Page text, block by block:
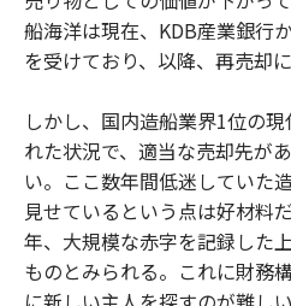
船海洋は現在、KDB産業銀行
を受けており、以降、再売却
しかし、国内造船業界1位の
れた状況で、適当な売却先が
い。ここ数年間低迷していた
見せているという点は好材料
年、大規模な赤字を記録した
ものとみられる。これに財務